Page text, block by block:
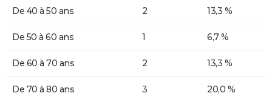
De 40 à 50 ans 2 13,3 %
De 50 à 60 ans 1 6,7 %
De 60 à 70 ans 2 13,3 %
De 70 à 80 ans 3 20,0 %